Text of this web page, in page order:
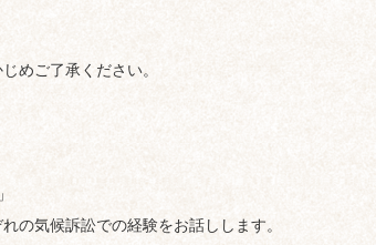
めご了承ください。
の気候訴訟での経験をお話しします。